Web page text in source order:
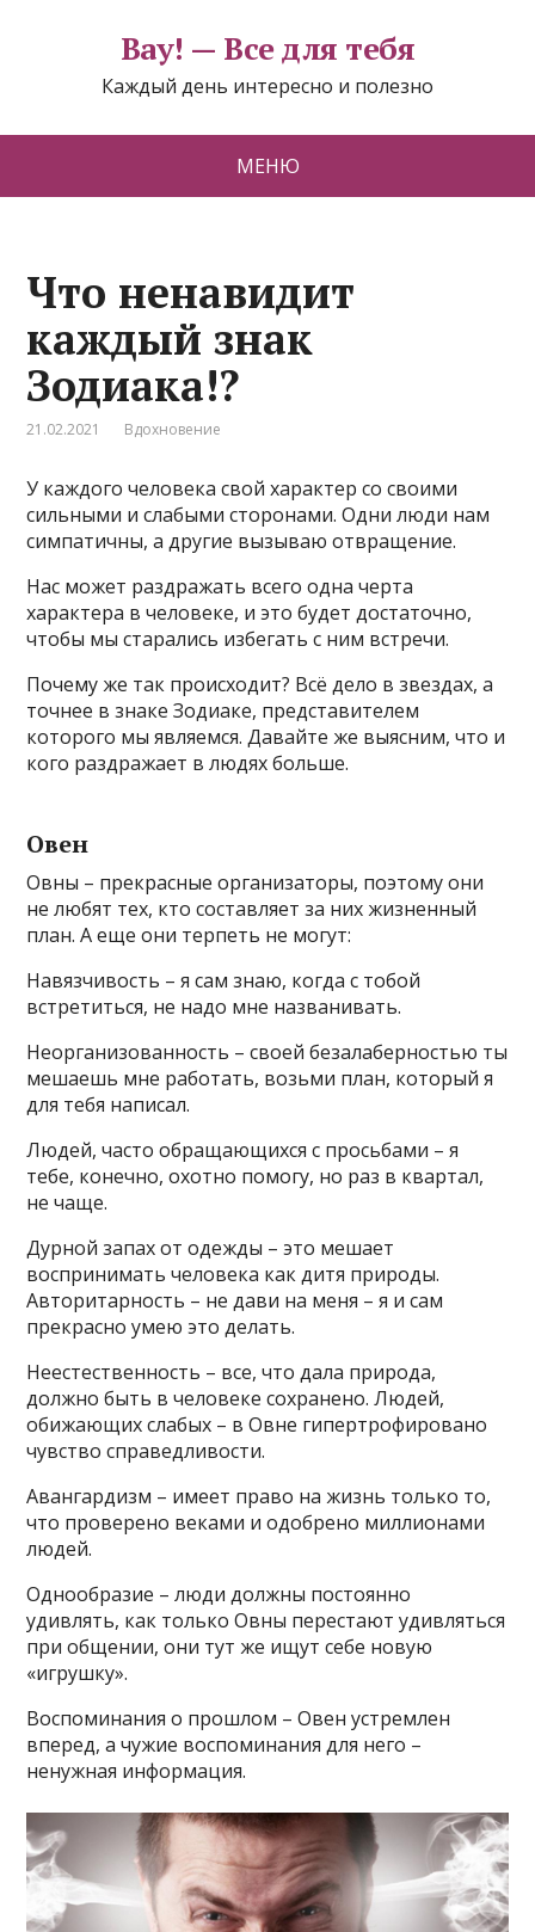
Вау! — Все для тебя
Каждый день интересно и полезно
МЕНЮ
Что ненавидит
каждый знак
Зодиака!?
21.02.2021 Вдохновение
У каждого человека свой характер со своими
сильными и слабыми сторонами. Одни люди нам
симпатичны, а другие вызываю отвращение.
Нас может раздражать всего одна черта
характера в человеке, и это будет достаточно,
чтобы мы старались избегать с ним встречи.
Почему же так происходит? Всё дело в звездах, а
точнее в знаке Зодиаке, представителем
которого мы являемся. Давайте же выясним, что и
кого раздражает в людях больше.
Овен
Овны – прекрасные организаторы, поэтому они
не любят тех, кто составляет за них жизненный
план. А еще они терпеть не могут:
Навязчивость – я сам знаю, когда с тобой
встретиться, не надо мне названивать.
Неорганизованность – своей безалаберностью ты
мешаешь мне работать, возьми план, который я
для тебя написал.
Людей, часто обращающихся с просьбами – я
тебе, конечно, охотно помогу, но раз в квартал,
не чаще.
Дурной запах от одежды – это мешает
воспринимать человека как дитя природы.
Авторитарность – не дави на меня – я и сам
прекрасно умею это делать.
Неестественность – все, что дала природа,
должно быть в человеке сохранено. Людей,
обижающих слабых – в Овне гипертрофировано
чувство справедливости.
Авангардизм – имеет право на жизнь только то,
что проверено веками и одобрено миллионами
людей.
Однообразие – люди должны постоянно
удивлять, как только Овны перестают удивляться
при общении, они тут же ищут себе новую
«игрушку».
Воспоминания о прошлом – Овен устремлен
вперед, а чужие воспоминания для него –
ненужная информация.